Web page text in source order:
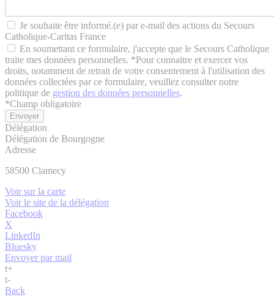
Je souhaite être informé.(e) par e-mail des actions du Secours
Catholique-Caritas France
En soumettant ce formulaire, j'accepte que le Secours Catholique
traite mes données personnelles. *Pour connaitre et exercer vos
droits, notamment de retrait de votre consentement à l'utilisation des
données collectées par ce formulaire, veuillez consulter notre
politique de gestion des données personnelles.
*Champ obligatoire
Délégation
Délégation de Bourgogne
Adresse
58500 Clamecy
Voir sur la carte
Voir le site de la délégation
Facebook
X
LinkedIn
Bluesky
Envoyer par mail
t+
t-
Back